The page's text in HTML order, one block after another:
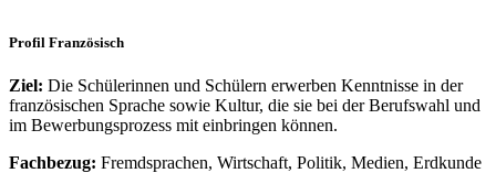
Profil Französisch
Ziel: Die Schülerinnen und Schülern erwerben Kenntnisse in der
französischen Sprache sowie Kultur, die sie bei der Berufswahl und
im Bewerbungsprozess mit einbringen können.
Fachbezug: Fremdsprachen, Wirtschaft, Politik, Medien, Erdkunde